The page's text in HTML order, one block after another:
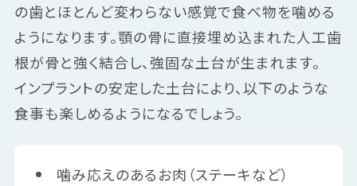
の歯とほとんど変わらない感覚で食べ物を噛める
ようになります。顎の骨に直接埋め込まれた人工歯
根が骨と強く結合し、強固な土台が生まれます。
インプラントの安定した土台により、以下のような
食事も楽しめるようになるでしょう。
噛み応えのあるお肉（ステーキなど）